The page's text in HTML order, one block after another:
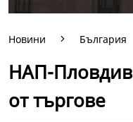
Новини България
НАП-
от търгове